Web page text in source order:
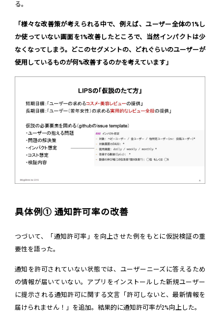
る。
「様々な改善策が考えられる中で、例えば、ユーザー全体の1%し
か使っていない画面を1%改善したところで、当然インパクトは少
なくなってしまう。どこのセグメントの、どれぐらいのユーザーが
使用しているものが何%改善するのかを考えています」
具体例① 通知許可率の改善
つづいて、「通知許可率」を向上させた例をもとに仮説検証の重
要性を語った。
通知を許可されていない状態では、ユーザーニーズに答えるため
の情報が届いていない。アプリをインストールした新規ユーザー
に提示される通知許可に関する文言「許可しないと、最新情報を
届けられません！」を追加。結果的に通知許可率が2%向上した。